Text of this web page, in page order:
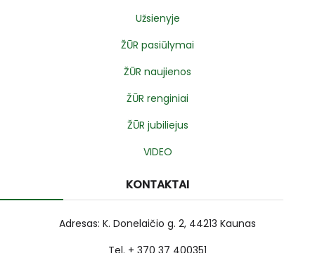
Užsienyje
ŽŪR pasiūlymai
ŽŪR naujienos
ŽŪR renginiai
ŽŪR jubiliejus
VIDEO
KONTAKTAI
Adresas: K. Donelaičio g. 2, 44213 Kaunas